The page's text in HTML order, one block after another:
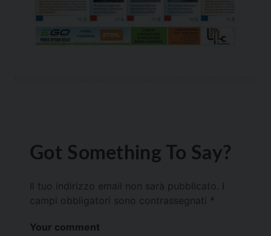
Got Something To Say?
Il tuo indirizzo email non sarà pubblicato.
campi obbligatori sono contrassegnati *
Your comment